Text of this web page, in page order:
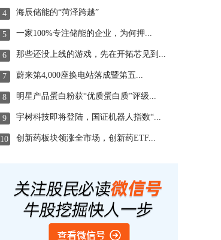
4 海辰储能的“菏泽跨越”
5 一家100%专注储能的企业，为何押...
6 那些还没上线的游戏，先在开拓芯见到...
7 蔚来第4,000座换电站落成暨第五...
8 明星产品蛋白粉获“优质蛋白质”评级...
9 宇树科技即将登陆，国证机器人指数“...
10 创新药板块领涨全市场，创新药ETF...